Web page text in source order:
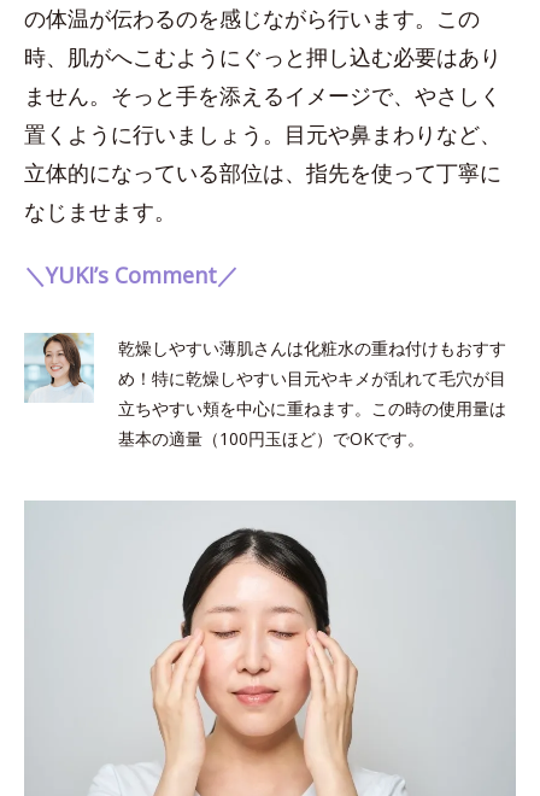
の体温が伝わるのを感じながら行います。この
時、肌がへこむようにぐっと押し込む必要はあり
ません。そっと手を添えるイメージで、やさしく
置くように行いましょう。目元や鼻まわりなど、
立体的になっている部位は、指先を使って丁寧に
なじませます。
＼YUKI’s Comment／
乾燥しやすい薄肌さんは化粧水の重ね付けもおすす
め！特に乾燥しやすい目元やキメが乱れて毛穴が目
立ちやすい頬を中心に重ねます。この時の使用量は
基本の適量（100円玉ほど）でOKです。